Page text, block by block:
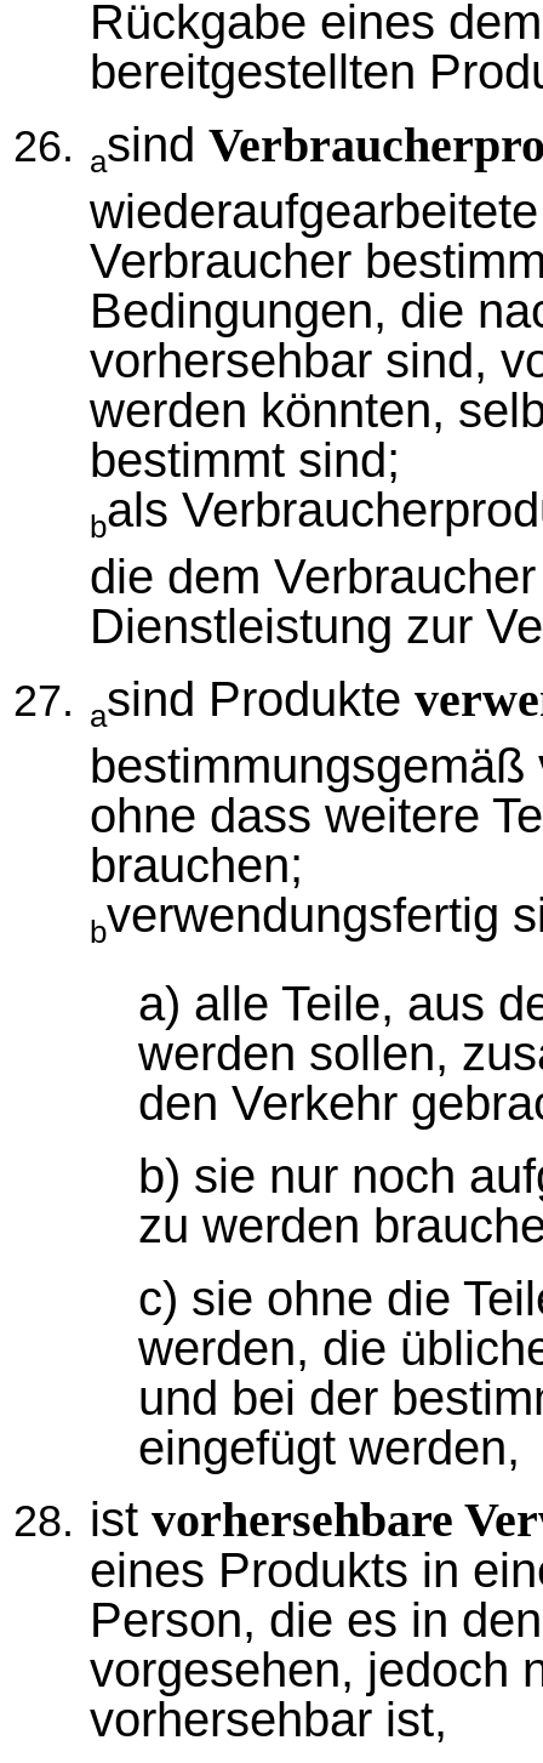
Rückgabe eines
bereitgestellten
asind
Verbraucher
Bedingungen, die
vorhersehbar sind,
werden könnten,
bestimmt sind;
bals
die dem
Dienstleistung zur
asind Produkte
ohne dass weitere
brauchen;
bverwendungsfertig
a) alle Teile, aus
werden sollen,
den Verkehr
b) sie nur noch
zu werden
c) sie ohne die
werden, die
und bei der
eingefügt werden,
ist vorhersehbare
eines Produkts in
Person, die es in
vorgesehen, jedoch
vorhersehbar ist,